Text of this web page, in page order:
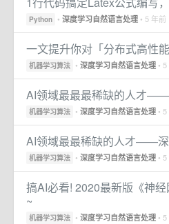
Python • 深度学习自然语言处理 • 5 年前
一文提升你对「分布式高性
机器学习算法 • 深度学习自然语言处理 •
AI领域最最最稀缺的人才——
机器学习算法 • 深度学习自然语言处理 •
AI领域最最稀缺的人才——
机器学习算法 • 深度学习自然语言处理 •
搞AI必看! 2020最新版《神
~
机器学习算法 • 深度学习自然语言处理 •